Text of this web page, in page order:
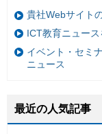
貴社Webサイト
ICT教育ニュー
イベント・セミ
ニュース
最近の人気記事